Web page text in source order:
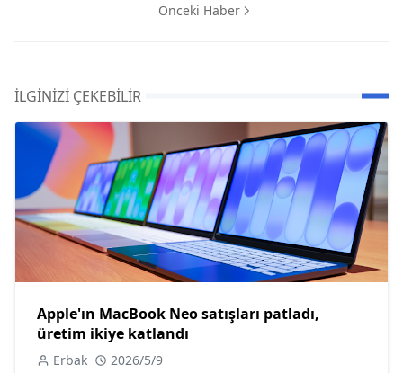
Önceki Haber
İLGINIZI ÇEKEBILIR
Apple'ın MacBook Neo satışları patladı,
üretim ikiye katlandı
Erbak 2026/5/9